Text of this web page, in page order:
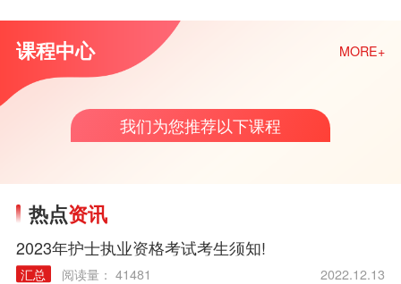
课程中心 MORE+
我们为您推荐以下课程
热点资讯
2023年护士执业资格考试考生须知!
汇总 阅读量： 41481 2022.12.13